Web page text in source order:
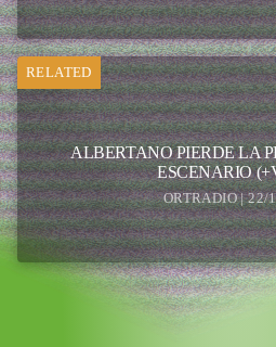
RELATED
ALBERTANO PIERDE LA
ESCENARIO
ORTRADIO | 22/